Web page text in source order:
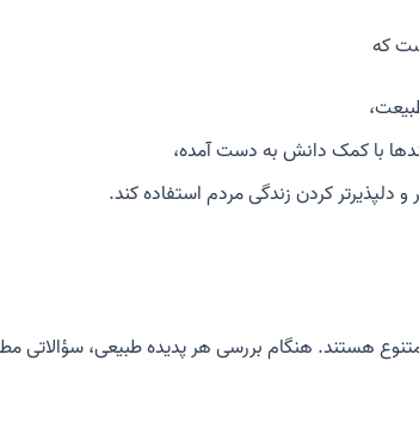
که
با کمک دانش به دست آمده،
دلپذیرتر کردن زندگی مردم استفاده کند.
هستند. هنگام بررسی هر پدیده طبیعی، سؤالاتی